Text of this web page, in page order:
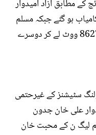
کے مطابق آزاد امیدوار
ووٹ لے کر کامیاب ہو گئے جبکہ مسلم
لیگ (ن) کے مرتضیٰ جاوید عباسی 86276 ووٹ لے کر دوسرے
ایبٹ آباد2 کے تمام 324 پولنگ سٹیشنز کے غیرحتمی
علی خان جدون
ليگ ن کے محبت خان